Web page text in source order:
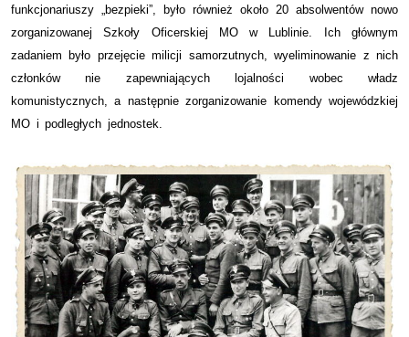
funkcjonariuszy „bezpieki”, było również około 20 absolwentów nowo
zorganizowanej Szkoły Oficerskiej MO w Lublinie. Ich głównym
zadaniem było przejęcie milicji samorzutnych, wyeliminowanie z nich
członków nie zapewniających lojalności wobec władz
komunistycznych, a następnie zorganizowanie komendy wojewódzkiej
MO i podległych jednostek.